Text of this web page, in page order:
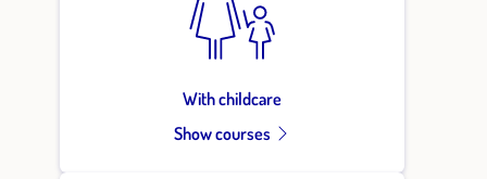
With childcare
Show courses